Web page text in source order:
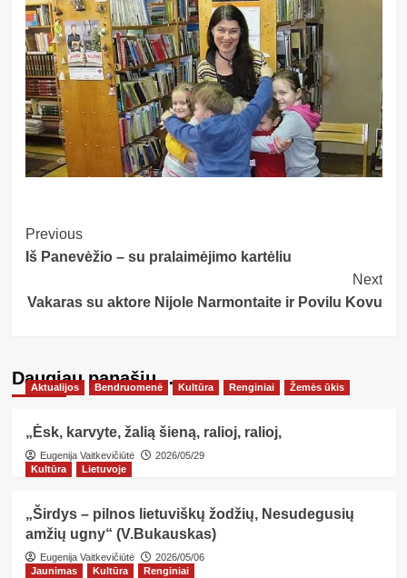
Post
Navigation
Previous
Iš Panevėžio – su pralaimėjimo kartėliu
Next
Vakaras su aktore Nijole Narmontaite ir Povilu Kovu
Daugiau panašių…
Aktualijos Bendruomenė Kultūra Renginiai Žemės ūkis
„Ėsk, karvyte, žalią šieną, ralioj, ralioj,
Eugenija Vaitkevičiūtė
2026/05/29
Kultūra
Lietuvoje
„Širdys – pilnos lietuviškų žodžių, Nesudegusių
amžių ugny“ (V.Bukauskas)
Eugenija Vaitkevičiūtė
2026/05/06
Jaunimas
Kultūra Renginiai